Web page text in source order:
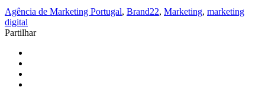
Agência de Marketing Portugal, Brand22, Marketing, marketing
digital
Partilhar